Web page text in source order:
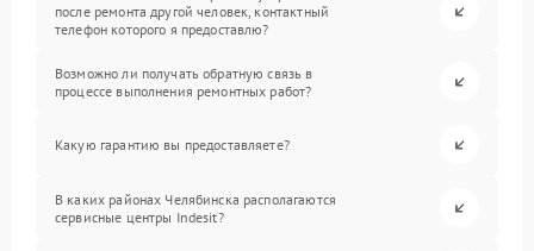
после ремонта другой человек, контактный
телефон которого я предоставлю?
Возможно ли получать обратную связь в
процессе выполнения ремонтных работ?
Какую гарантию вы предоставляете?
В каких районах Челябинска располагаются
сервисные центры Indesit?